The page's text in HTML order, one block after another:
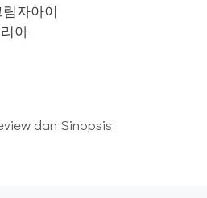
자아이
아
dan Sinopsis